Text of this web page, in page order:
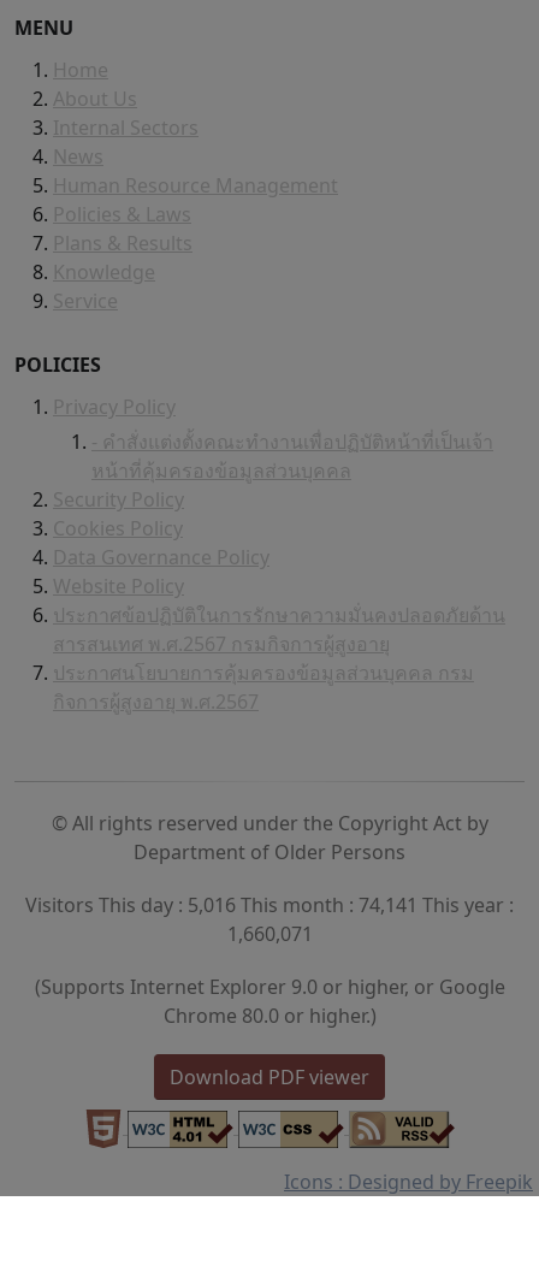
MENU
Home
About Us
Internal Sectors
News
Human Resource Management
Policies & Laws
Plans & Results
Knowledge
Service
POLICIES
Privacy Policy
- คำสั่งแต่งตั้งคณะทำงานเพื่อปฏิบัติหน้าที่เป็นเจ้า
หน้าที่คุ้มครองข้อมูลส่วนบุคคล
Security Policy
Cookies Policy
Data Governance Policy
Website Policy
ประกาศข้อปฏิบัติในการรักษาความมั่นคงปลอดภัยด้าน
สารสนเทศ พ.ศ.2567 กรมกิจการผู้สูงอายุ
ประกาศนโยบายการคุ้มครองข้อมูลส่วนบุคคล กรม
กิจการผู้สูงอายุ พ.ศ.2567
© All rights reserved under the Copyright Act by
Department of Older Persons
Visitors This day : 5,016 This month : 74,141 This year :
1,660,071
(Supports Internet Explorer 9.0 or higher, or Google
Chrome 80.0 or higher.)
Download PDF viewer
Icons : Designed by Freepik